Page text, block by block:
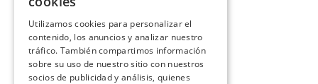
Utilizamos cookies para personalizar el
contenido, los anuncios y analizar nuestro
tráfico. También compartimos información
sobre su uso de nuestro sitio con nuestros
socios de publicidad y análisis, quienes